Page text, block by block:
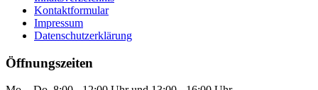
Kontaktformular
Impressum
Datenschutzerklärung
Öffnungszeiten